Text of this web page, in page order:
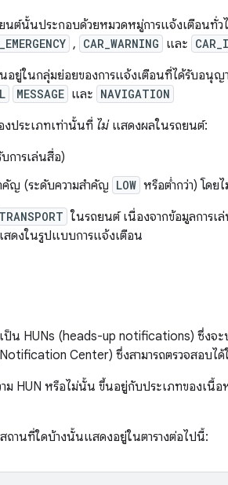
นต์นั้นประกอบด้วยหมวดหมู่การแจ้งเตือนทั่
, CAR_WARNING และ
อยู่ในกลุ่มย่อยของการแจ้งเตือนที่ได้รับอนุ
MESSAGE และ NAVIGATION
งประเภทเท่านั้นที่ ไม่ แสดงผลในรถยนต์:
การเล่นสื่อ)
คัญ (ระดับความสำคัญ LOW หรือต่ำกว่า) โดย
TRANSPORT ในรถยนต์ เนื่องจากข้อมูลการ
ดงในรูปแบบการแจ้งเตือน
ป็น HUNs (heads-up notifications) ซึ่งจ
Center) ซึ่งสามารถตรวจสอบไ
ม HUN หรือไม่นั้น ขึ้นอยู่กับประเภทของเนื้
ถานที่ใดบ้างนั้นแสดงอยู่ในตารางต่อไปนี้: